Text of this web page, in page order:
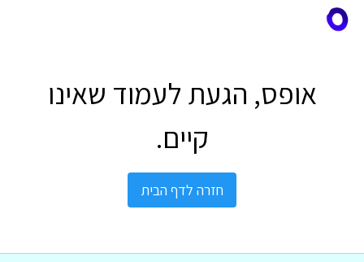
אופס, הגעת לעמוד שאינו
קיים.
חזרה לדף הבית